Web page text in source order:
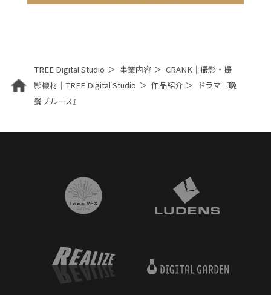
TREE Digital Studio 事業内容
CRANK｜撮影・撮
影機材｜TREE Digital Studio
作品紹介
ドラマ『晩
餐ブルース』